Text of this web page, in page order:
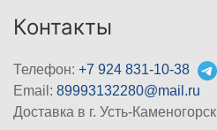
Контакты
Телефон: +7 924 831-10-38
Email: 89993132280@mail.ru
Доставка в г. Усть-Каменогорск